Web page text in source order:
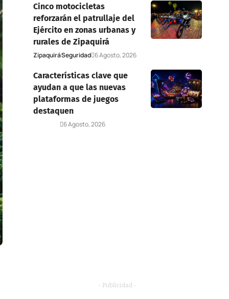
Cinco motocicletas
reforzarán el patrullaje del
Ejército en zonas urbanas y
rurales de Zipaquirá
ZipaquiráSeguridad 6 Agosto, 2026
Características clave que
ayudan a que las nuevas
plataformas de juegos
destaquen
6 Agosto, 2026
- Publicidad -